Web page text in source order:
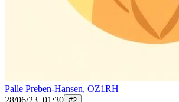
Palle Preben-Hansen, OZ1RH
28/06/23, 01:30